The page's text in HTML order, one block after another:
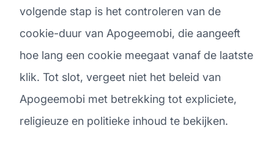
volgende stap is het controleren van de
cookie-duur van Apogeemobi, die aangeeft
hoe lang een cookie meegaat vanaf de laatste
klik. Tot slot, vergeet niet het beleid van
Apogeemobi met betrekking tot expliciete,
religieuze en politieke inhoud te bekijken.